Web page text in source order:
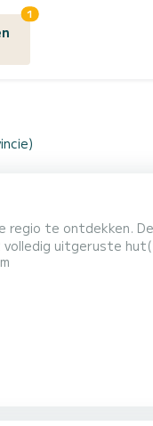
1
volledig
uitzonderlijke